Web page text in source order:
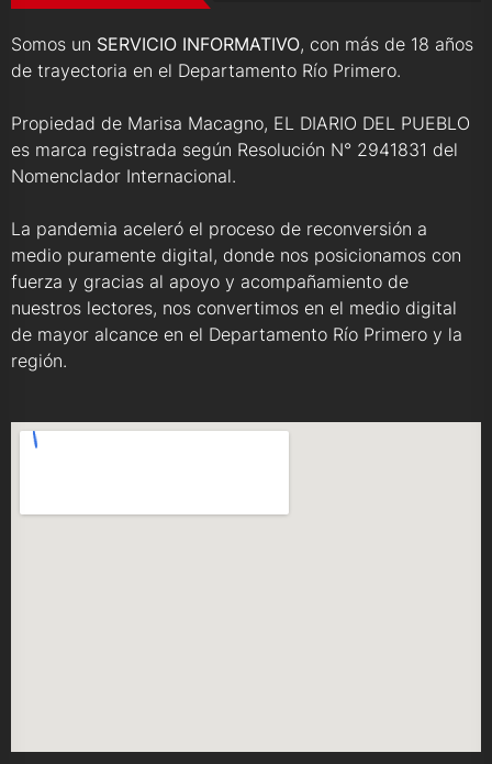
Somos un SERVICIO INFORMATIVO, con más de 18 años
de trayectoria en el Departamento Río Primero.
Propiedad de Marisa Macagno, EL DIARIO DEL PUEBLO
es marca registrada según Resolución N° 2941831 del
Nomenclador Internacional.
La pandemia aceleró el proceso de reconversión a
medio puramente digital, donde nos posicionamos con
fuerza y gracias al apoyo y acompañamiento de
nuestros lectores, nos convertimos en el medio digital
de mayor alcance en el Departamento Río Primero y la
región.